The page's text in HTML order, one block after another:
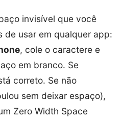
invisível que você
de usar em qualquer app:
, cole o caractere e
em branco. Se
correto. Se não
sem deixar espaço),
Zero Width Space